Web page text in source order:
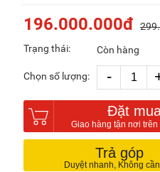
196.000.000đ
Trạng thái:
Còn hàng
Chọn số lượng: -
Đặt
Trả góp